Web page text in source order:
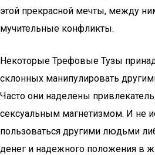
этой прекрасной мечты, между
мучительные конфликты.
Некоторые Трефовые Тузы
склонных манипулировать
Часто они наделены
сексуальным магнетизмом. И не
пользоваться другими людьми
денег и надежного положения в